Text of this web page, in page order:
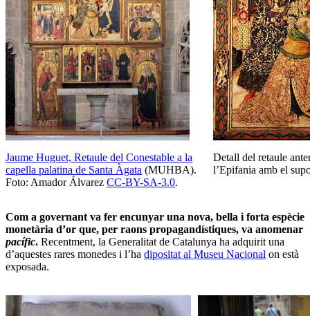
Jaume Huguet, Retaule del Conestable a la
capella palatina de Santa Àgata (MUHBA).
Foto: Amador Álvarez CC-BY-SA-3.0.
Detall del retaule
l’Epifania amb el
Com a governant va fer encunyar una nova, bella i forta espècie
monetària d’or que, per raons propagandístiques, va anomenar
pacífic. Recentment, la Generalitat de Catalunya ha adquirit una
d’aquestes rares monedes i l’ha dipositat al Museu Nacional on està
exposada.